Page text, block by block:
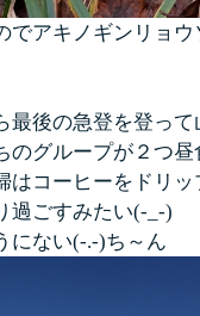
でアキノギンリョ
最後の急登を登っ
のグループが２つ昼
はコーヒーをドリ
過ごすみたい(-_-)
にない(-.-)ち～ん